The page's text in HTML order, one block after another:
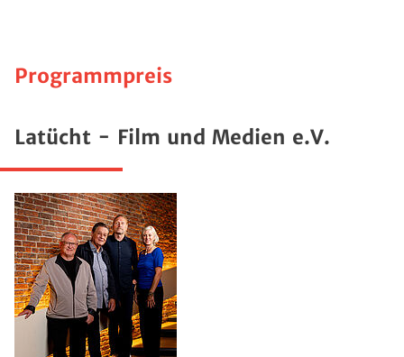
Programmpreis
Latücht - Film und Medien e.V.